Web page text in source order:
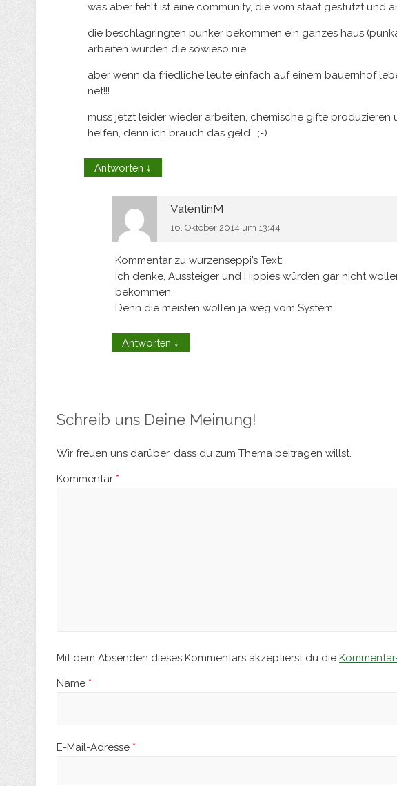
was aber fehlt ist eine community, die vom staat gestützt und
die beschlagringten punker bekommen ein ganzes haus
arbeiten würden die sowieso nie.
aber wenn da friedliche leute einfach auf einem bauernhof
net!!!
muss jetzt leider wieder arbeiten, chemische gifte produzieren
helfen, denn ich brauch das geld… ;-)
Antworten ↓
ValentinM
16. Oktober 2014 um 13:44
Kommentar zu wurzenseppi’s Text:
Ich denke, Aussteiger und Hippies würden gar nicht
bekommen.
Denn die meisten wollen ja weg vom System.
Antworten ↓
Schreib uns Deine Meinung!
Wir freuen uns darüber, dass du zum Thema beitragen willst.
Kommentar *
Mit dem Absenden dieses Kommentars akzeptierst du die
Name *
E-Mail-Adresse *